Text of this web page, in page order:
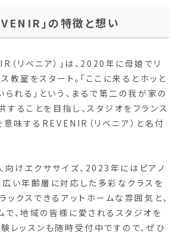
」の特徴と想い
リベニア）」は、2020年に母娘でリ
教室をスタート。「ここに来るとホッと
られる」という、まるで第二の我が家の
ることを目指し、スタジオをフランス
意味するREVENIR（リベニア）と名付
けエクササイズ、2023年にはピアノ
広い年齢層に対応した多彩なクラスを
ックスできるアットホームな雰囲気と、
で、地域の皆様に愛されるスタジオを
レッスンも随時受付中ですので、ぜひ